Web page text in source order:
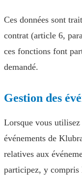
Ces données sont
contrat (article 6,
ces fonctions font
demandé.
Gestion des
Lorsque vous
événements de
relatives aux
participez, y compris